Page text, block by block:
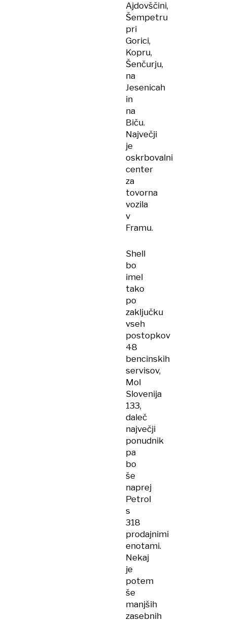
Ajdovščini,
Šempetru
pri
Gorici,
Kopru,
Šenčurju,
na
Jesenicah
in
na
Biču.
Največji
je
oskrbovalni
center
za
tovorna
vozila
v
Framu.
Shell
bo
imel
tako
po
zaključku
vseh
postopkov
48
bencinskih
servisov,
Mol
Slovenija
133,
daleč
največji
ponudnik
pa
bo
še
naprej
Petrol
s
318
prodajnimi
enotami.
Nekaj
je
potem
še
manjših
zasebnih